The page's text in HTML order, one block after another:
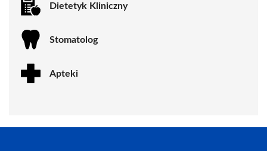
Dietetyk Kliniczny
Stomatolog
Apteki